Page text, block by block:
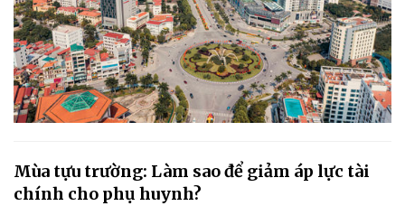
Mùa tựu trường: Làm sao để giảm áp lực tài
chính cho phụ huynh?